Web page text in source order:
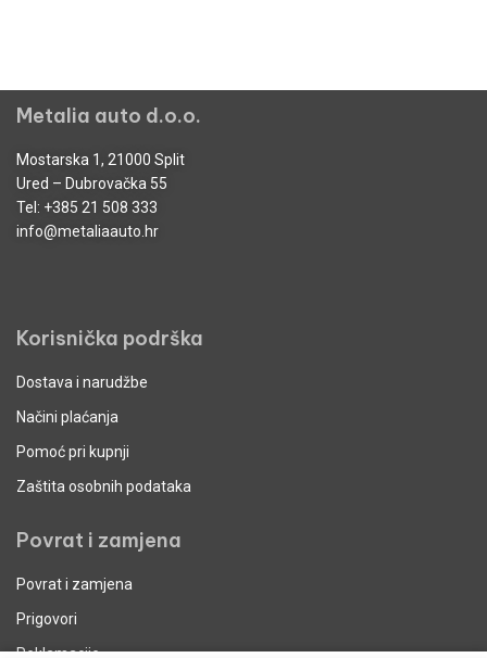
Metalia auto d.o.o.
Mostarska 1, 21000 Split
Ured – Dubrovačka 55
Tel: +385 21 508 333
info@metaliaauto.hr
Korisnička podrška
Dostava i narudžbe
Načini plaćanja
Pomoć pri kupnji
Zaštita osobnih podataka
Povrat i zamjena
Povrat i zamjena
Prigovori
Reklamacije